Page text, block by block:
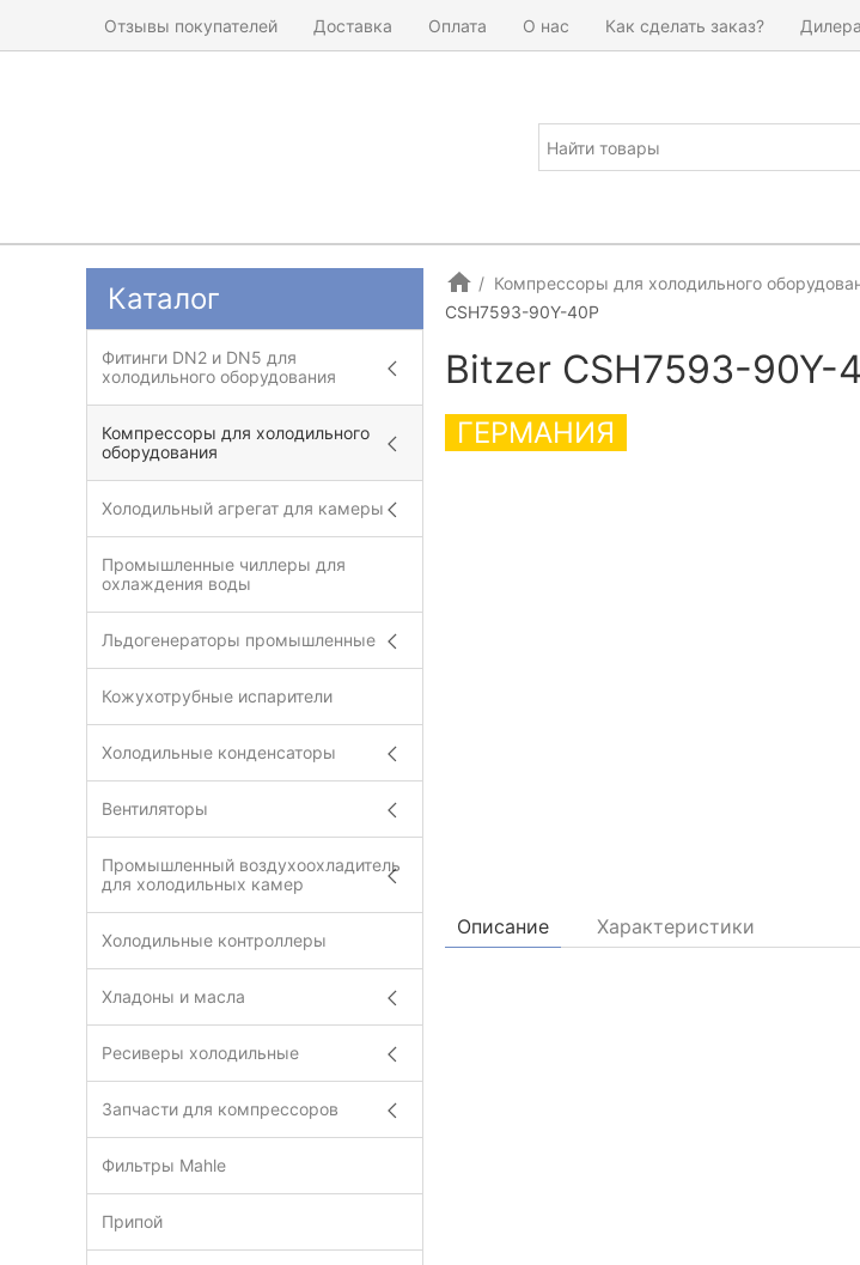
Отзывы покупателей Доставка Оплата О нас Как сделать заказ?
Компрессоры для холодильного
CSH7593-90Y-40P
Bitzer CSH7593-90Y-
ГЕРМАНИЯ
Описание Характеристики
Каталог
Фитинги DN2 и DN5 для
холодильного оборудования
Компрессоры для холодильного
оборудования
Холодильный агрегат для камеры
Промышленные чиллеры для
охлаждения воды
Льдогенераторы промышленные
Кожухотрубные испарители
Холодильные конденсаторы
Вентиляторы
Промышленный воздухоохладитель
для холодильных камер
Холодильные контроллеры
Хладоны и масла
Ресиверы холодильные
Запчасти для компрессоров
Фильтры Mahle
Припой